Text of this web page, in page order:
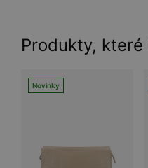
Produkty,
Novinky